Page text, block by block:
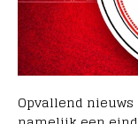
Opvallend